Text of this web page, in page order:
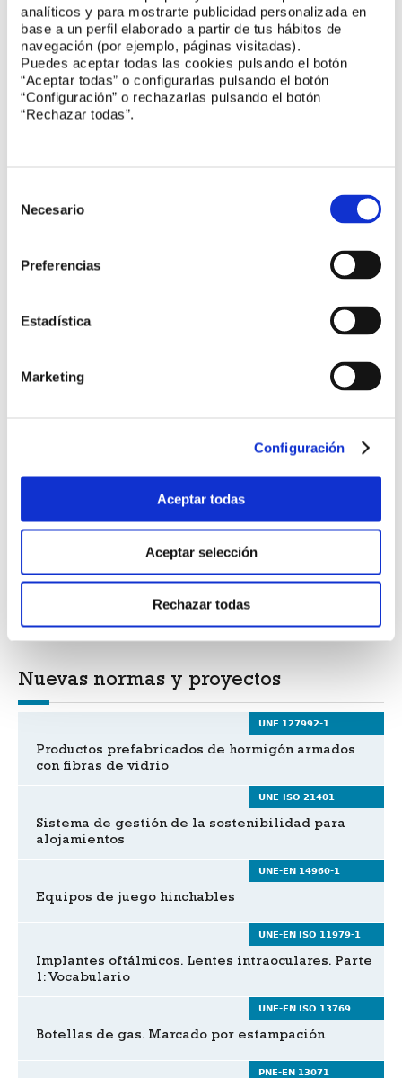
analíticos y para mostrarte publicidad personalizada en
base a un perfil elaborado a partir de tus hábitos de
navegación (por ejemplo, páginas visitadas).
Puedes aceptar todas las cookies pulsando el botón
“Aceptar todas” o configurarlas pulsando el botón
“Configuración” o rechazarlas pulsando el botón
“Rechazar todas”.
Necesario
Preferencias
Estadística
Marketing
Configuración
Aceptar todas
Aceptar selección
Rechazar todas
Reuniones de comités
CEN/TC 260 Fertilizers and liming materials
CTN 179 Calidad y seguridad en los centros de
asistencia sanitaria
IEC/TC 97 Electrical installations for lighting
Nuevos avances en Economía Circular
Jornada estándares y proyectos de I+D+i
Nuevas normas y proyectos
UNE 127992-1
Productos prefabricados de hormigón armados
con fibras de vidrio
UNE-ISO 21401
Sistema de gestión de la sostenibilidad para
alojamientos
UNE-EN 14960-1
Equipos de juego hinchables
UNE-EN ISO 11979-1
Implantes oftálmicos. Lentes intraoculares. Parte
1: Vocabulario
UNE-EN ISO 13769
Botellas de gas. Marcado por estampación
PNE-EN 13071